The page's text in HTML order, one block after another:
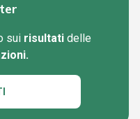
sui risultati delle